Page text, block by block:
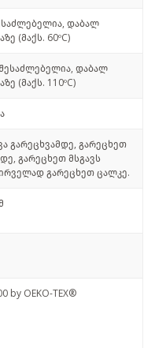
დაბალ
(მაქს. 60ºC)
დაბალ
(მაქს. 110ºC)
გარეცხვამდე, გარეცხეთ
გარეცხეთ მსგავს
გარეცხეთ ცალკე.
by OEKO-TEX®